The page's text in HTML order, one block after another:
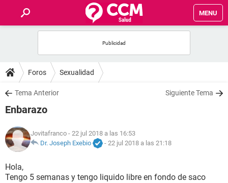
MENU
FOROS
SALUD
NUTRICIÓN
BIENESTAR
Foros Sexualidad
Tema Anterior Siguiente Tema
Enbarazo
Jovitafranco - 22 jul 2018 a las 16:53
Dr. Joseph Exebio
- 22 jul 2018 a las 21:18
Hola,
Tengo 5 semanas y tengo liquido libre en fondo de saco